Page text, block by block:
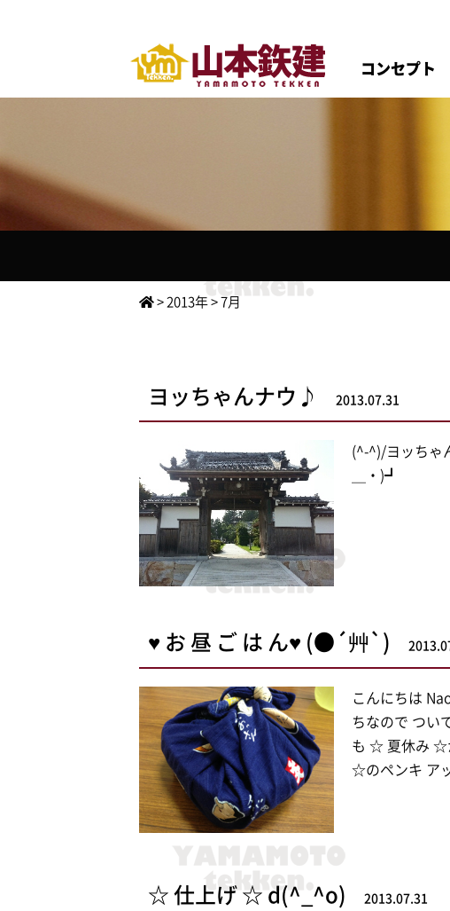
コンセプト
> 2013年 > 7月
ヨッちゃんナウ♪ 2013.07.31
(^-^)/ヨッちゃ
＿・)┛
♥ お 昼 ご は ん♥ (●´艸`)
こんにちは
ちなので つい
も ☆ 夏休み ☆
☆のペンキ ア
☆ 仕上げ ☆ d(^_^o) 2013.07.31